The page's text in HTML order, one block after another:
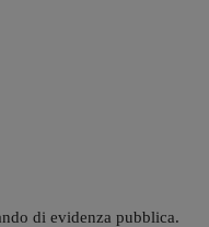
di evidenza pubblica.